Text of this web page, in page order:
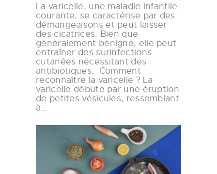
La varicelle, une maladie infantile
courante, se caractérise par des
démangeaisons et peut laisser
des cicatrices. Bien que
généralement bénigne, elle peut
entraîner des surinfections
cutanées nécessitant des
antibiotiques. Comment
reconnaître la varicelle ? La
varicelle débute par une éruption
de petites vésicules, ressemblant
à…